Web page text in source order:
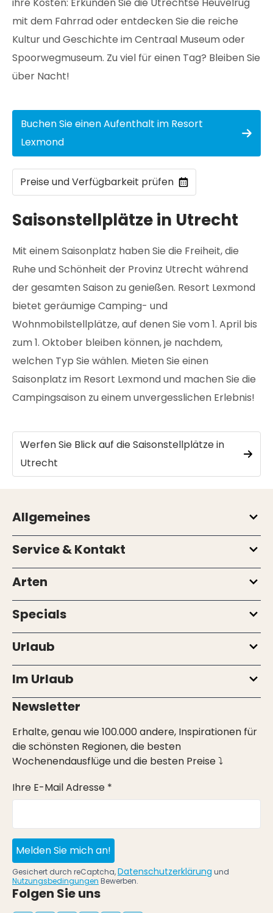
mit dem Fahrrad oder entdecken Sie die reiche
Kultur und Geschichte im Centraal Museum oder
Spoorwegmuseum. Zu viel für einen Tag? Bleiben Sie
über Nacht!
Buchen Sie einen Aufenthalt im Resort
Lexmond
Preise und Verfügbarkeit prüfen
Saisonstellplätze in Utrecht
Mit einem Saisonplatz haben Sie die Freiheit, die
Ruhe und Schönheit der Provinz Utrecht während
der gesamten Saison zu genießen. Resort Lexmond
bietet geräumige Camping- und
Wohnmobilstellplätze, auf denen Sie vom 1. April bis
zum 1. Oktober bleiben können, je nachdem,
welchen Typ Sie wählen. Mieten Sie einen
Saisonplatz im Resort Lexmond und machen Sie die
Campingsaison zu einem unvergesslichen Erlebnis!
Werfen Sie Blick auf die Saisonstellplätze in
Utrecht
Allgemeines
Service & Kontakt
Arten
Specials
Urlaub
Im Urlaub
Newsletter
Erhalte, genau wie 100.000 andere, Inspirationen für
die schönsten Regionen, die besten
Wochenendausflüge und die besten Preise ⤵
Ihre E-Mail Adresse *
Melden Sie mich an!
Gesichert durch reCaptcha,Datenschutzerklärung und
Nutzungsbedingungen Bewerben.
Folgen Sie uns